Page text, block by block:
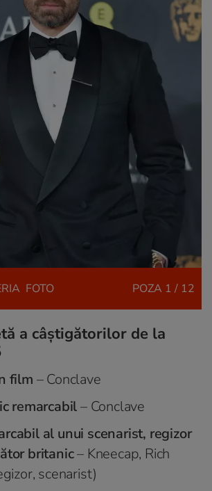
FOTO POZA 1 / 12
a câștigătorilor de la
film – Conclave
remarcabil– Conclave
al unui scenarist, regizor
britanic– Kneecap, Rich
scenarist)